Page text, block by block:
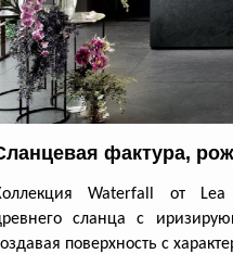
фактура,
Waterfall от Lea
сланца с
поверхность с